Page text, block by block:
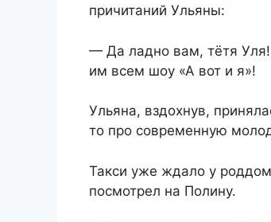
причитаний Ульяны:
— Да ладно вам, тётя
им всем шоу «А вот и я»!
Ульяна, вздохнув,
то про современную
Такси уже ждало у
посмотрел на Полину.